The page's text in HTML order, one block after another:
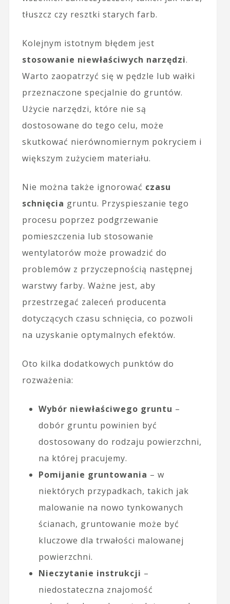
tłuszcz czy resztki starych farb.
Kolejnym istotnym błędem jest
stosowanie niewłaściwych narzędzi.
Warto zaopatrzyć się w pędzle lub wałki
przeznaczone specjalnie do gruntów.
Użycie narzędzi, które nie są
dostosowane do tego celu, może
skutkować nierównomiernym pokryciem i
większym zużyciem materiału.
Nie można także ignorować czasu
schnięcia gruntu. Przyspieszanie tego
procesu poprzez podgrzewanie
pomieszczenia lub stosowanie
wentylatorów może prowadzić do
problemów z przyczepnością następnej
warstwy farby. Ważne jest, aby
przestrzegać zaleceń producenta
dotyczących czasu schnięcia, co pozwoli
na uzyskanie optymalnych efektów.
Oto kilka dodatkowych punktów do
rozważenia:
Wybór niewłaściwego gruntu –
dobór gruntu powinien być
dostosowany do rodzaju powierzchni,
na której pracujemy.
Pomijanie gruntowania – w
niektórych przypadkach, takich jak
malowanie na nowo tynkowanych
ścianach, gruntowanie może być
kluczowe dla trwałości malowanej
powierzchni.
Nieczytanie instrukcji –
niedostateczna znajomość